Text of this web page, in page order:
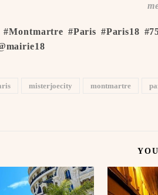
#Paris #Paris18
misterjoecity montmartre